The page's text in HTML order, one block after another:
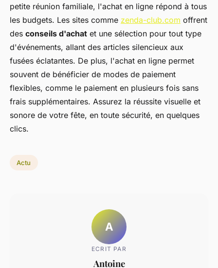
petite réunion familiale, l'achat en ligne répond à tous
les budgets. Les sites comme zenda-club.com offrent
des conseils d'achat et une sélection pour tout type
d'événements, allant des articles silencieux aux
fusées éclatantes. De plus, l'achat en ligne permet
souvent de bénéficier de modes de paiement
flexibles, comme le paiement en plusieurs fois sans
frais supplémentaires. Assurez la réussite visuelle et
sonore de votre fête, en toute sécurité, en quelques
clics.
Actu
A
ECRIT PAR
Antoine